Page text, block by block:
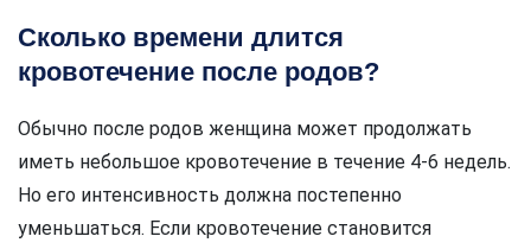
Сколько времени длится
кровотечение после родов?
Обычно после родов женщина может продолжать
иметь небольшое кровотечение в течение 4-6 недель.
Но его интенсивность должна постепенно
уменьшаться. Если кровотечение становится